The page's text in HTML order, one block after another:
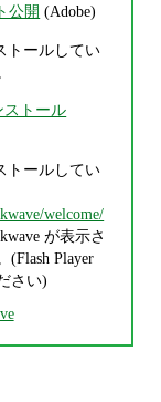
公開 (Adobe)
トールしてい
ストール
トールしてい
welcome/
が表示さ
(Flash Player
さい)